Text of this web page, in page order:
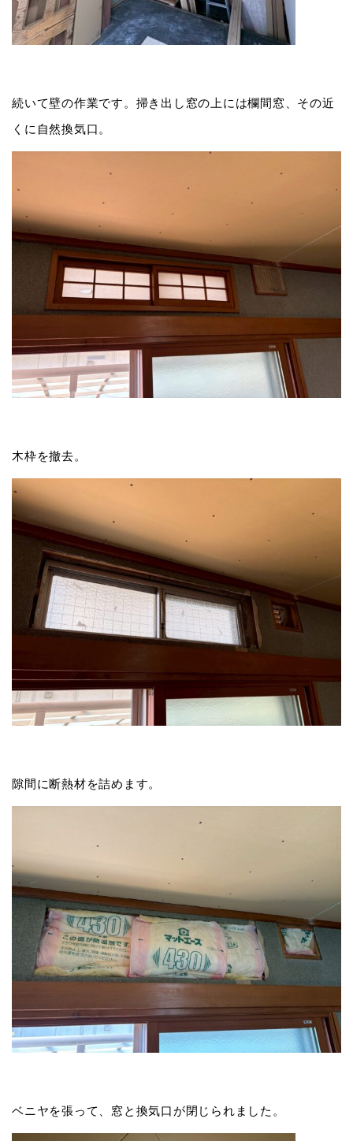
続いて壁の作業です。掃き出し窓の上には欄間窓、その近
くに自然換気口。
木枠を撤去。
隙間に断熱材を詰めます。
ベニヤを張って、窓と換気口が閉じられました。